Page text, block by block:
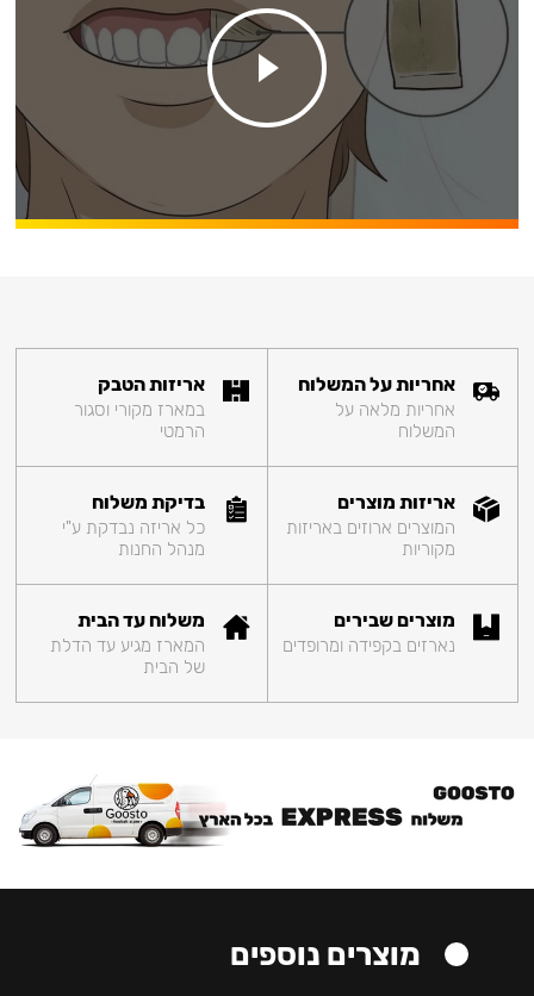
אחריות על המשלוח
אחריות מלאה על
המשלוח
אריזות הטבק
במארז מקורי וסגור
הרמטי
אריזות מוצרים
המוצרים ארוזים באריזות
מקוריות
בדיקת משלוח
כל אריזה נבדקת ע"י
מנהל החנות
מוצרים שבירים
נארזים בקפידה ומרופדים
משלוח עד הבית
המארז מגיע עד הדלת
של הבית
מוצרים נוספים